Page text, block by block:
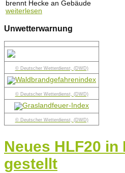
brennt Hecke an Gebäude
weiterlesen
Unwetterwarnung
© Deutscher Wetterdienst, (DWD)
© Deutscher Wetterdienst, (DWD)
© Deutscher Wetterdienst, (DWD)
Neues HLF20 in
gestellt